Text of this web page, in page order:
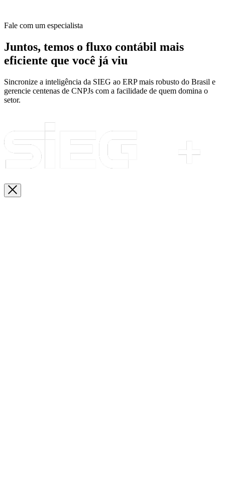
Fale com um especialista
Juntos, temos o fluxo contábil mais
eficiente que você já viu
Sincronize a inteligência da SIEG ao ERP mais robusto do Brasil e
gerencie centenas de CNPJs com a facilidade de quem domina o
setor.